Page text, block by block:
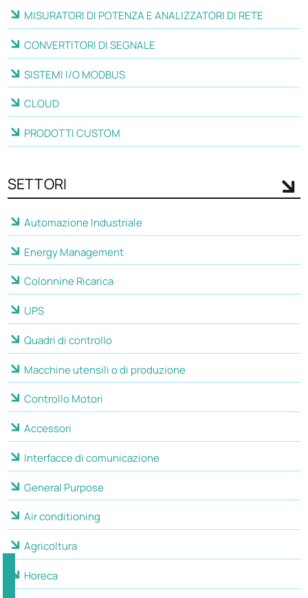
MISURATORI DI POTENZA E ANALIZZATORI DI RETE
CONVERTITORI DI SEGNALE
SISTEMI I/O MODBUS
CLOUD
PRODOTTI CUSTOM
SETTORI
Automazione Industriale
Energy Management
Colonnine Ricarica
UPS
Quadri di controllo
Macchine utensili o di produzione
Controllo Motori
Accessori
Interfacce di comunicazione
General Purpose
Air conditioning
Agricoltura
Horeca